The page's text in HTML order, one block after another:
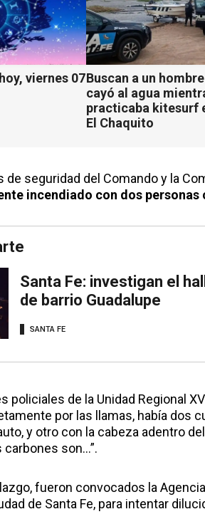
viernes 07Buscan a un
cayó al agua
practicaba kitesurf
El Chaquito
de seguridad del Comando y la
incendiado con dos personas
Santa Fe: investigan el
de barrio Guadalupe
SANTA FE
policiales de la Unidad Regional
por las llamas, había dos
y otro con la cabeza adentro
son…”.
fueron convocados la
de Santa Fe, para intentar